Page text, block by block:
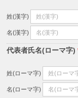
姓(漢字)
名(漢字)
代表者氏名(ローマ字)
姓(ローマ字)
名(ローマ字)